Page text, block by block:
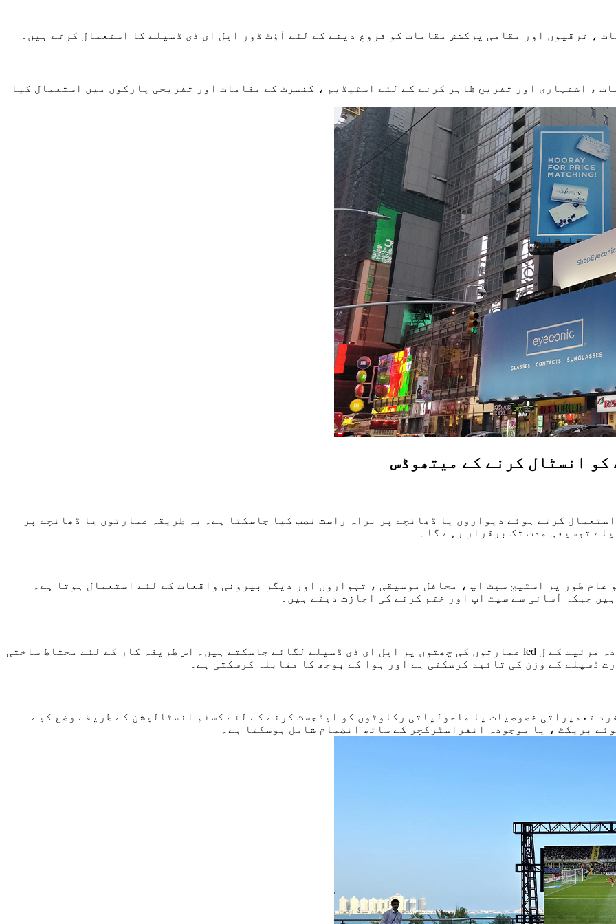
، ترقیوں اور مقامی پرکشش مقامات کو فروغ دینے کے لئے آؤٹ ڈور ایل ای ڈی ڈسپلے کا استعمال کرتے ہیں۔
، اشتہاری اور تفریح ​​ظاہر کرنے کے لئے اسٹیڈیم ، کنسرٹ کے مقامات اور تفریحی پارکوں میں استعمال کیا
کرتے ہوئے دیواروں یا ڈھانچے پر براہ راست نصب کیا جاسکتا ہے۔ یہ طریقہ عمارتوں یا ڈھانچے پر
طور پر اسٹیج سیٹ اپ ، محافل موسیقی ، تہواروں اور دیگر بیرونی واقعات کے لئے استعمال ہوتا ہے۔
جبکہ آسانی سے سیٹ اپ اور ختم کرنے کی اجازت دیتے ہیں۔
شہری علاقوں یا اعلی ٹریفک مقامات میں ، زیادہ سے زیادہ مرئیت کے ل led عمارتوں کی چھتوں پر ایل ای ڈی ڈسپلے لگائے جاسکتے ہیں۔ اس طریقہ کار کے لئے محتاط ساختی
ڈسپلے کے وزن کی تائید کرسکتی ہے اور ہوا کے بوجھ کا مقابلہ کرسکتی ہے۔
تعمیراتی خصوصیات یا ماحولیاتی رکاوٹوں کو ایڈجسٹ کرنے کے لئے کسٹم انسٹالیشن کے طریقے وضع کیے
بریکٹ ، یا موجودہ انفراسٹرکچر کے ساتھ انضمام شامل ہوسکتا ہے۔